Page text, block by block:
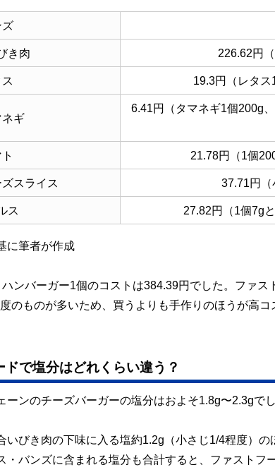
ズ
き肉 226.62円
19.3円（レタス
ネギ
6.41円（タマネギ1個200g
21.78円（1個
スライス 37.71円（
ス 27.82円（1個7g
に筆者が作成
ンバーガー1個のコストは384.39円でした。ファ
のものが多いため、買うよりも手作りのほうが高コ
で塩分はどれくらい違う？
ーンのチーズバーガーの塩分はおよそ1.8g〜2.3gでし
いびき肉の下味に入る塩約1.2g（小さじ1/4程度）
・バンズに含まれる塩分も合計すると、ファストフ